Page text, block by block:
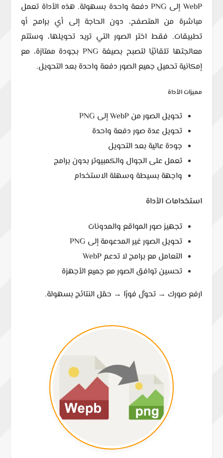
WebP إلى PNG دفعة واحدة بسهولة. هذه الأداة تعمل
مباشرة من المتصفح، دون الحاجة إلى أي برامج أو
تطبيقات. فقط اختر الصور التي تريد تحويلها، وستتم
معالجتها تلقائيًا لتصبح بصيغة PNG بجودة ممتازة، مع
إمكانية تحميل جميع الصور دفعة واحدة بعد التحويل.
مميزات الأداة
تحويل الصور من WebP إلى PNG
تحويل عدة صور دفعة واحدة
جودة عالية بعد التحويل
تعمل على الجوال والكمبيوتر بدون برامج
واجهة بسيطة وسهلة الاستخدام
استخدامات الأداة
تجهيز صور المواقع والمدونات
تحويل الصور غير المدعومة إلى PNG
التعامل مع برامج لا تدعم WebP
تحسين توافق الصور مع جميع الأجهزة
ارفع صورك → تحوَّل فورًا → حمّل النتائج بسهولة.